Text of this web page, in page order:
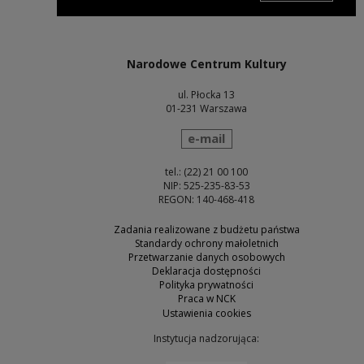
Narodowe Centrum Kultury
ul. Płocka 13
01-231 Warszawa
wyślij wiadomość
e-mail
tel.: (22) 21 00 100
NIP: 525-235-83-53
REGON: 140-468-418
Zadania realizowane z budżetu państwa
Standardy ochrony małoletnich
Przetwarzanie danych osobowych
Deklaracja dostępności
Polityka prywatności
Praca w NCK
Ustawienia cookies
Instytucja nadzorująca: